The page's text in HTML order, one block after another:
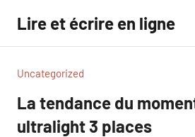
contenu
Lire et écrire en ligne
Uncategorized
La tendance du
ultralight 3 places